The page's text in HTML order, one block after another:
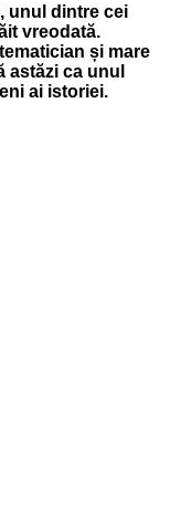
unul dintre cei
vreodată.
și mare
astăzi ca unul
ai istoriei.